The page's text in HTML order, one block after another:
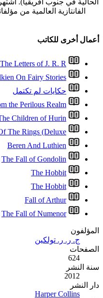
"الهوبيت"، "وسيد الخواتم"،
The